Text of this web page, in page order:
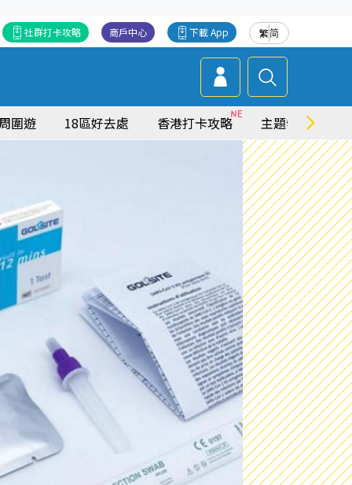
繁简
下載 App
商戶中心
社群打卡攻略
圍遊 18區好去處 香港打卡攻略 主題特集